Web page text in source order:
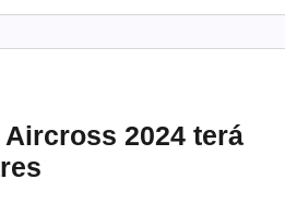
2024 terá